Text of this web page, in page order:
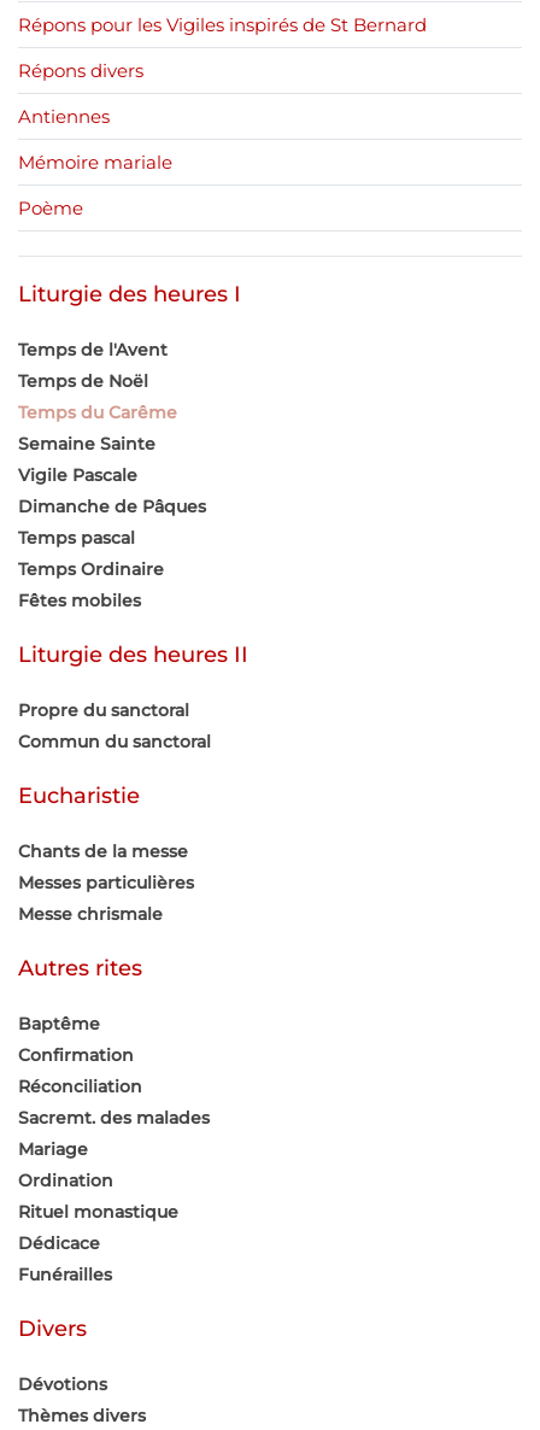
Répons pour les Vigiles inspirés de St Bernard
Répons divers
Antiennes
Mémoire mariale
Poème
Liturgie des heures I
Temps de l'Avent
Temps de Noël
Temps du Carême
Semaine Sainte
Vigile Pascale
Dimanche de Pâques
Temps pascal
Temps Ordinaire
Fêtes mobiles
Liturgie des heures II
Propre du sanctoral
Commun du sanctoral
Eucharistie
Chants de la messe
Messes particulières
Messe chrismale
Autres rites
Baptême
Confirmation
Réconciliation
Sacremt. des malades
Mariage
Ordination
Rituel monastique
Dédicace
Funérailles
Divers
Dévotions
Thèmes divers